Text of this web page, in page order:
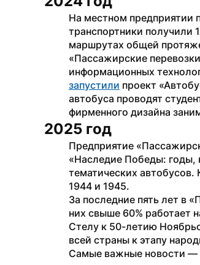
На местном предприятии
транспортники получили
маршрутах общей
«Пассажирские
запустили проект
автобуса проводят
фирменного дизайна
2025 год
Предприятие
«Наследие Победы: годы,
тематических
1944 и 1945.
За последние пять лет в
них свыше 60% работает
Стелу к 50-летию
всей страны к этапу
Самые важные новости